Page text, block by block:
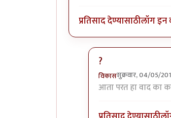
प्रतिसाद देण्यासाठीलॉग इन
?
विकासशुक्रवार, 04/05/
In reply toपुंडलिक हा
आता परत हा वाद का